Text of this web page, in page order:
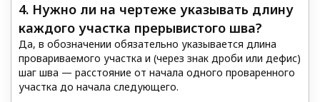
4. Нужно ли на чертеже указывать длину
каждого участка прерывистого шва?
Да, в обозначении обязательно указывается длина
провариваемого участка и (через знак дроби или дефис)
шаг шва — расстояние от начала одного проваренного
участка до начала следующего.